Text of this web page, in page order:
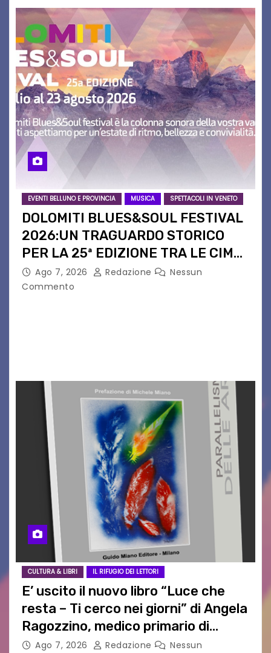
EVENTI BELLUNO E PROVINCIA MUSICA SPETTACOLI IN VENETO
DOLOMITI BLUES&SOUL FESTIVAL
2026:UN TRAGUARDO STORICO
PER LA 25ª EDIZIONE TRA LE CIME
PATRIMONIO UNESCO
Ago 7, 2026 Redazione
Nessun
Commento
CULTURA & LIBRI IL RIFUGIO DEI LETTORI
E’ uscito il nuovo libro “Luce che
resta – Ti cerco nei giorni” di Angela
Ragozzino, medico primario di
Capua
Ago 7, 2026 Redazione
Nessun